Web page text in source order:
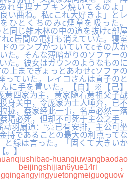
れ生理ナプキン焼いてるのよ」
い曲ね。私cこれ大好きよ」とレ
ひとくちのみc煙草を吸った。
と同じ雑木林の中の道を抜けc部屋
c居間の電灯も消えていた。寝室
のランプがついていてcその仄か
た。そんな薄暗がりのソファーの
た。彼女はガウンのようなものに
上までぎょっとあわせcソファの
っていた。レイコさんは直子のと
に手を置いた。【自】※【己】
四家为主，黄家随着黄祖父子战
身关中，令庞家为士人唾弃，已不
拢，蔡家经此一事，名声必然一落
瑁必死，但却不可死于主公之手，
羽扇道：“亮已有安排，主公可坐
持であることの最大の利点ってな
と緑は言った。「固くて大きいか
。】
huanqiuwangbaodao
，